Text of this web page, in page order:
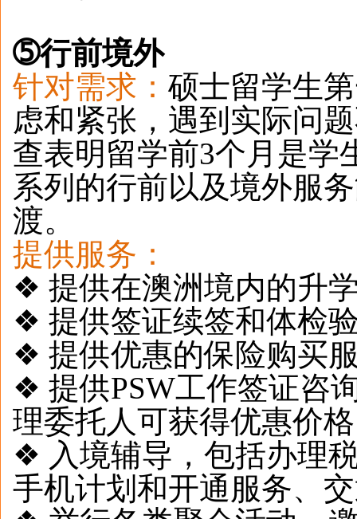
➄行前境外
针对需求： 硕士留学生
虑和紧张，遇到实际问
查表明留学前3个月是学
系列的行前以及境外服
渡。
提供服务：
❖ 提供在澳洲境内的升
❖ 提供签证续签和体检
❖ 提供优惠的保险购买
❖ 提供PSW工作签证咨
理委托人可获得优惠价格
❖ 入境辅导，包括办理
手机计划和开通服务、